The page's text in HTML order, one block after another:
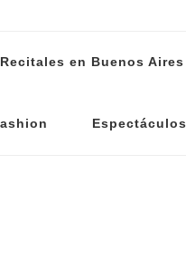
en Buenos Aires
Espectáculos